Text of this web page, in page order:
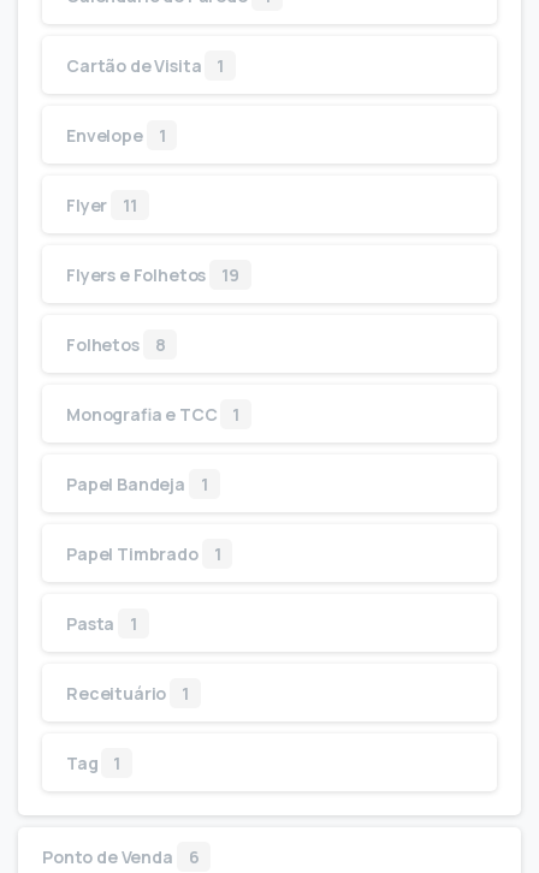
Cartão de Visita 1
Envelope 1
Flyer 11
Flyers e Folhetos 19
Folhetos 8
Monografia e TCC 1
Papel Bandeja 1
Papel Timbrado 1
Pasta 1
Receituário 1
Tag 1
Ponto de Venda 6